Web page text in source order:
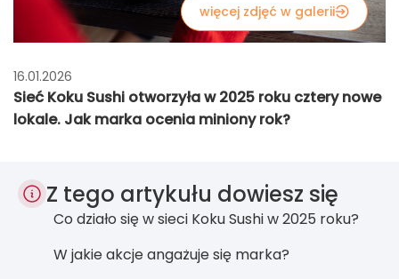
więcej zdjęć w galerii
16.01.2026
Sieć Koku Sushi otworzyła w 2025 roku cztery nowe
lokale. Jak marka ocenia miniony rok?
Z tego artykułu dowiesz się
Co działo się w sieci Koku Sushi w 2025 roku?
W jakie akcje angażuje się marka?